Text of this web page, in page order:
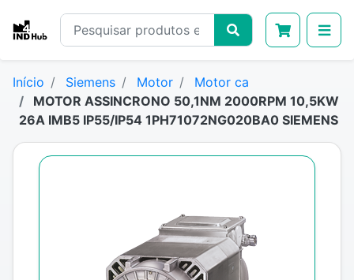
Início Siemens Motor
Motor ca
MOTOR ASSINCRONO 50,1NM 2000RPM 10,5KW
26A IMB5 IP55/IP54 1PH71072NG020BA0 SIEMENS